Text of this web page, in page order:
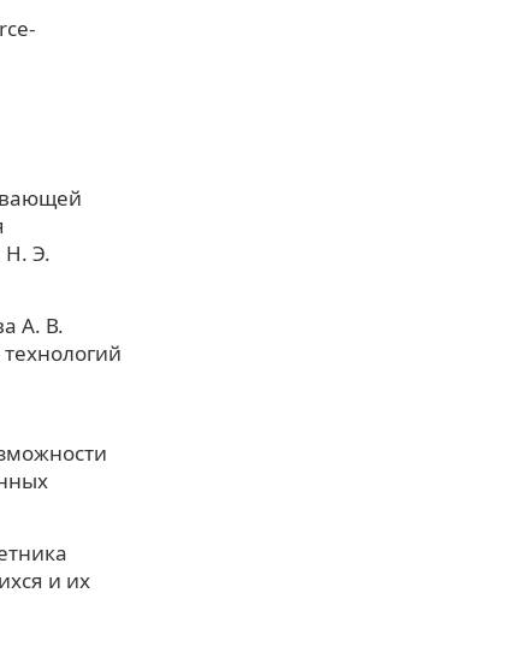
Н. Э.
А. В.
и их